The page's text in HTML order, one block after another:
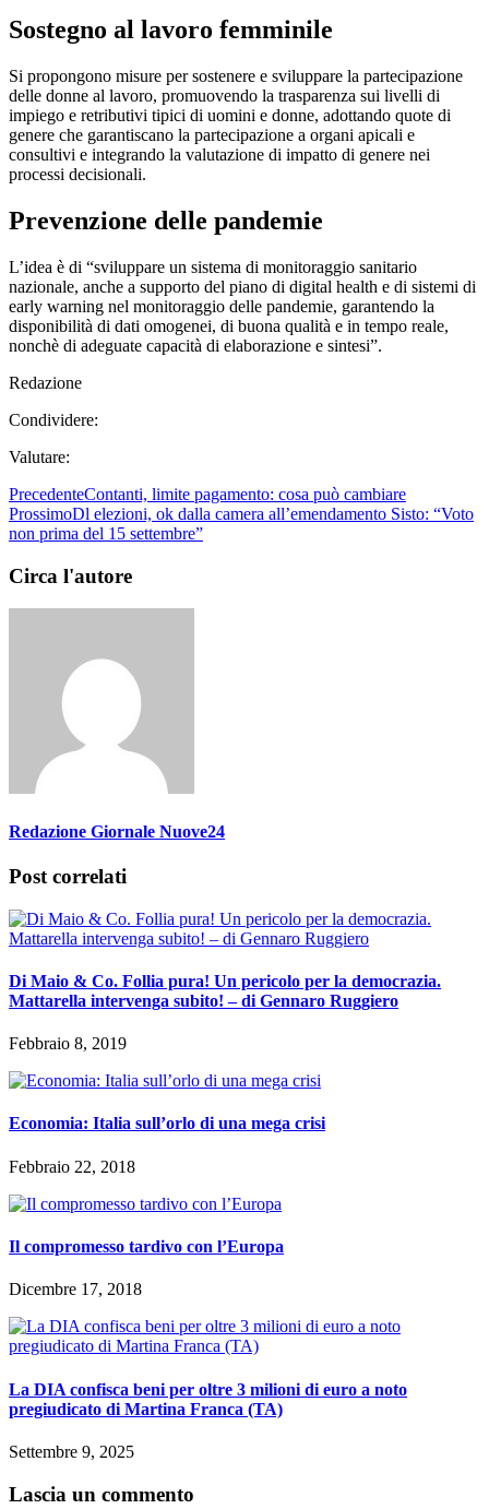
Sostegno al lavoro femminile
Si propongono misure per sostenere e sviluppare la partecipazione
delle donne al lavoro, promuovendo la trasparenza sui livelli di
impiego e retributivi tipici di uomini e donne, adottando quote di
genere che garantiscano la partecipazione a organi apicali e
consultivi e integrando la valutazione di impatto di genere nei
processi decisionali.
Prevenzione delle pandemie
L’idea è di “sviluppare un sistema di monitoraggio sanitario
nazionale, anche a supporto del piano di digital health e di sistemi di
early warning nel monitoraggio delle pandemie, garantendo la
disponibilità di dati omogenei, di buona qualità e in tempo reale,
nonchè di adeguate capacità di elaborazione e sintesi”.
Redazione
Condividere:
Valutare:
PrecedenteContanti, limite pagamento: cosa può cambiare
ProssimoDl elezioni, ok dalla camera all’emendamento Sisto: “Voto
non prima del 15 settembre”
Circa l'autore
Redazione Giornale Nuove24
Post correlati
Di Maio & Co. Follia pura! Un pericolo per la democrazia.
Mattarella intervenga subito! – di Gennaro Ruggiero
Febbraio 8, 2019
Economia: Italia sull’orlo di una mega crisi
Febbraio 22, 2018
Il compromesso tardivo con l’Europa
Dicembre 17, 2018
La DIA confisca beni per oltre 3 milioni di euro a noto
pregiudicato di Martina Franca (TA)
Settembre 9, 2025
Lascia un commento